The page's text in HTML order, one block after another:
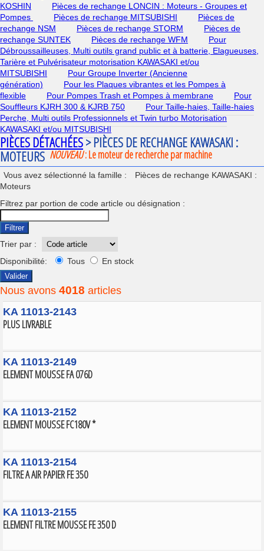
KOSHIN
Pièces de rechange LONCIN : Moteurs - Groupes et
Pompes
Pièces de rechange MITSUBISHI
Pièces de
rechange NSM
Pièces de rechange STORM
Pièces de
rechange SUNTEK
Pièces de rechange WFM
Pour
Débroussailleuses, Multi outils grand public et à batterie, Elagueuses,
Tarière et Pulvérisateur motorisation KAWASAKI et/ou
MITSUBISHI
Pour Groupe Inverter (Ancienne
génération)
Pour les Plaques vibrantes et les Pompes à
flexible
Pour Pompes Trash et Pompes à membrane
Pour
Souffleurs KJRH 300 & KJRB 750
Pour Taille-haies, Taille-haies
Perche, Multi outils Professionnels et Twin turbo Motorisation
KAWASAKI et/ou MITSUBISHI
PIÈCES DÉTACHÉES> PIÈCES DE RECHANGE KAWASAKI :
MOTEURS NOUVEAU: Le moteur de recherche par machine
Vous avez sélectionné la famille :
Pièces de rechange KAWASAKI :
Moteurs
Filtrez par portion de code article ou désignation :
Filtrer
Trier par :
Disponibilité:
Tous En stock
Valider
Nous avons 4018 articles
KA 11013-2143
PLUS LIVRABLE
KA 11013-2149
ELEMENT MOUSSE FA 076D
KA 11013-2152
ELEMENT MOUSSE FC180V *
KA 11013-2154
FILTRE A AIR PAPIER FE 350
KA 11013-2155
ELEMENT FILTRE MOUSSE FE 350 D